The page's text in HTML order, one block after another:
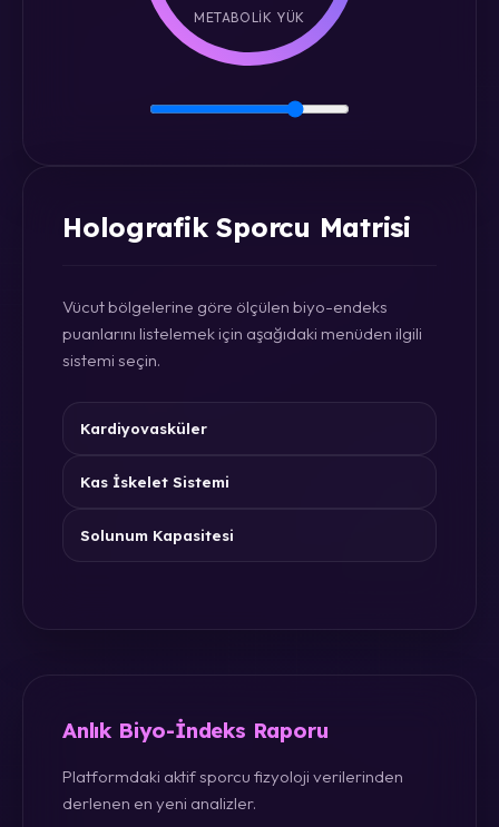
METABOLIK YÜK
Holografik Sporcu Matrisi
Vücut bölgelerine göre ölçülen biyo-endeks
puanlarını listelemek için aşağıdaki menüden ilgili
sistemi seçin.
Kardiyovasküler
Kas İskelet Sistemi
Solunum Kapasitesi
Anlık Biyo-İndeks Raporu
Platformdaki aktif sporcu fizyoloji verilerinden
derlenen en yeni analizler.